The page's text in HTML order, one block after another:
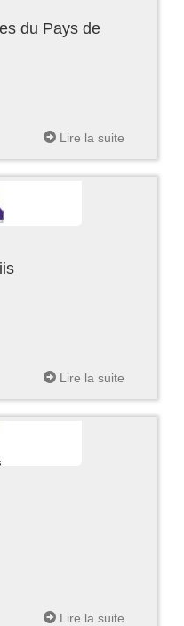
du Pays de
Lire la suite
Lire la suite
Lire la suite